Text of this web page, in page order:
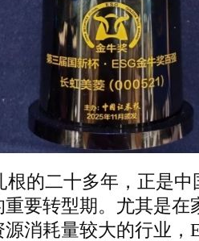
根的二十多年，正是
要转型期。尤其是在
消耗量较大的行业，